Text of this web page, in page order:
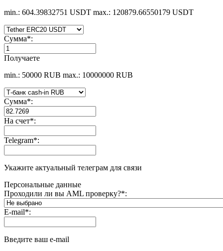
min.: 604.39832751 USDT max.: 120879.66550179 USDT
Сумма*:
Получаете
min.: 50000 RUB max.: 10000000 RUB
Сумма*:
На счет*:
Telegram*:
Укажите актуальный телеграм для связи
Персональные данные
Проходили ли вы AML проверку?*:
E-mail*:
Введите ваш e-mail